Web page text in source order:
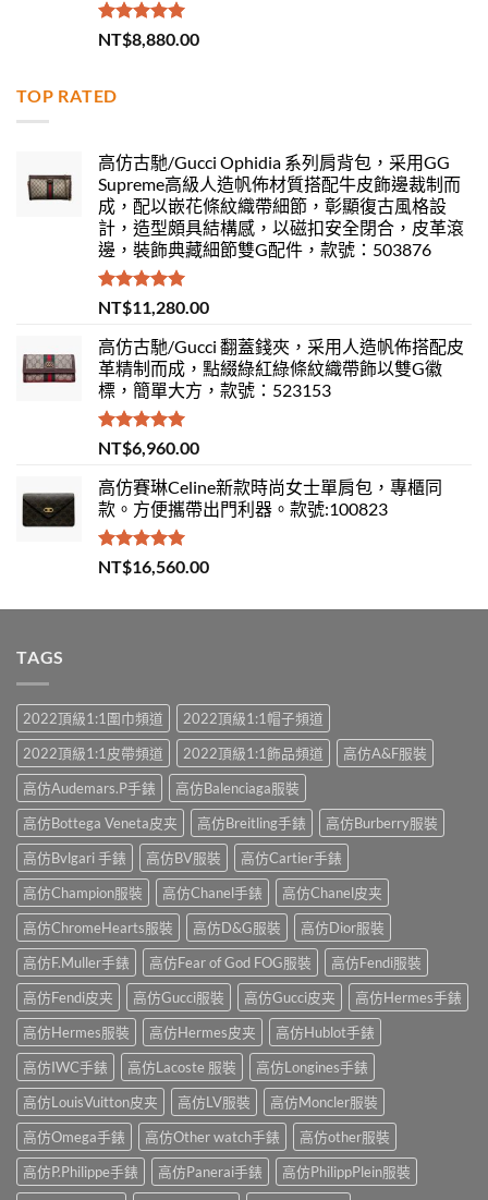
評分 5.00
滿分 5
NT$8,880.00
TOP RATED
高仿古馳/Gucci Ophidia 系列肩背包，采用GG
Supreme高級人造帆佈材質搭配牛皮飾邊裁制而
成，配以嵌花條紋織帶細節，彰顯復古風格設
計，造型頗具結構感，以磁扣安全閉合，皮革滾
邊，裝飾典藏細節雙G配件，款號：503876
評分5.00
滿分 5
NT$11,280.00
高仿古馳/Gucci 翻蓋錢夾，采用人造帆佈搭配皮
革精制而成，點綴綠紅綠條紋織帶飾以雙G徽
標，簡單大方，款號：523153
評分 5.00
滿分 5
NT$6,960.00
高仿賽琳Celine新款時尚女士單肩包，專櫃同
款。方便攜帶出門利器。款號:100823
評分5.00
滿分 5
NT$16,560.00
TAGS
2022頂級1:1圍巾頻道
2022頂級1:1帽子頻道
2022頂級1:1皮帶頻道
2022頂級1:1飾品頻道
高仿A&F服裝
高仿Audemars.P手錶
高仿Balenciaga服裝
高仿Bottega Veneta皮夹
高仿Breitling手錶
高仿Burberry服裝
高仿Bvlgari 手錶
高仿BV服裝
高仿Cartier手錶
高仿Champion服裝
高仿Chanel手錶
高仿Chanel皮夹
高仿ChromeHearts服裝
高仿D&G服裝
高仿Dior服裝
高仿F.Muller手錶
高仿Fear of God FOG服裝
高仿Fendi服裝
高仿Fendi皮夹
高仿Gucci服裝 高仿Gucci皮夹
高仿Hermes手錶
高仿Hermes服裝
高仿Hermes皮夹
高仿Hublot手錶
高仿IWC手錶
高仿Lacoste 服裝
高仿Longines手錶
高仿LouisVuitton皮夹
高仿LV服裝
高仿Moncler服裝
高仿Omega手錶
高仿Other watch手錶
高仿other服裝
高仿P.Philippe手錶
高仿Panerai手錶
高仿PhilippPlein服裝